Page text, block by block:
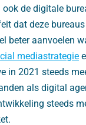
de digitale
dat deze
beter aanvoelen
mediastrategie
in 2021 steeds
als digital
steeds